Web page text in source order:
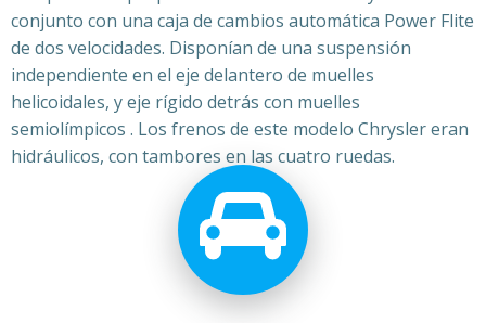
conjunto con una caja de cambios automática Power Flite
de dos velocidades. Disponían de una suspensión
independiente en el eje delantero de muelles
helicoidales, y eje rígido detrás con muelles
semiolímpicos . Los frenos de este modelo Chrysler eran
hidráulicos, con tambores en las cuatro ruedas.